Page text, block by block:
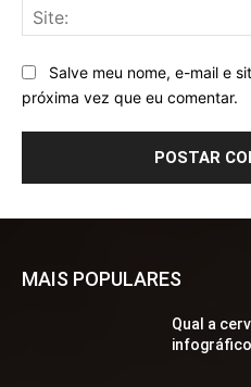
Salve meu nome, e-mail e
próxima vez que eu comentar.
MAIS POPULARES
Qual a